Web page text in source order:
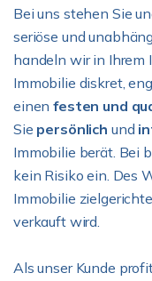
Bei uns stehen Sie
seriöse und
handeln wir in Ihrem
Immobilie diskret,
einenfesten und
Sie persönlich und
Immobilie berät. Bei
kein Risiko ein. Des
Immobilie
verkauft wird.
Als unser Kunde